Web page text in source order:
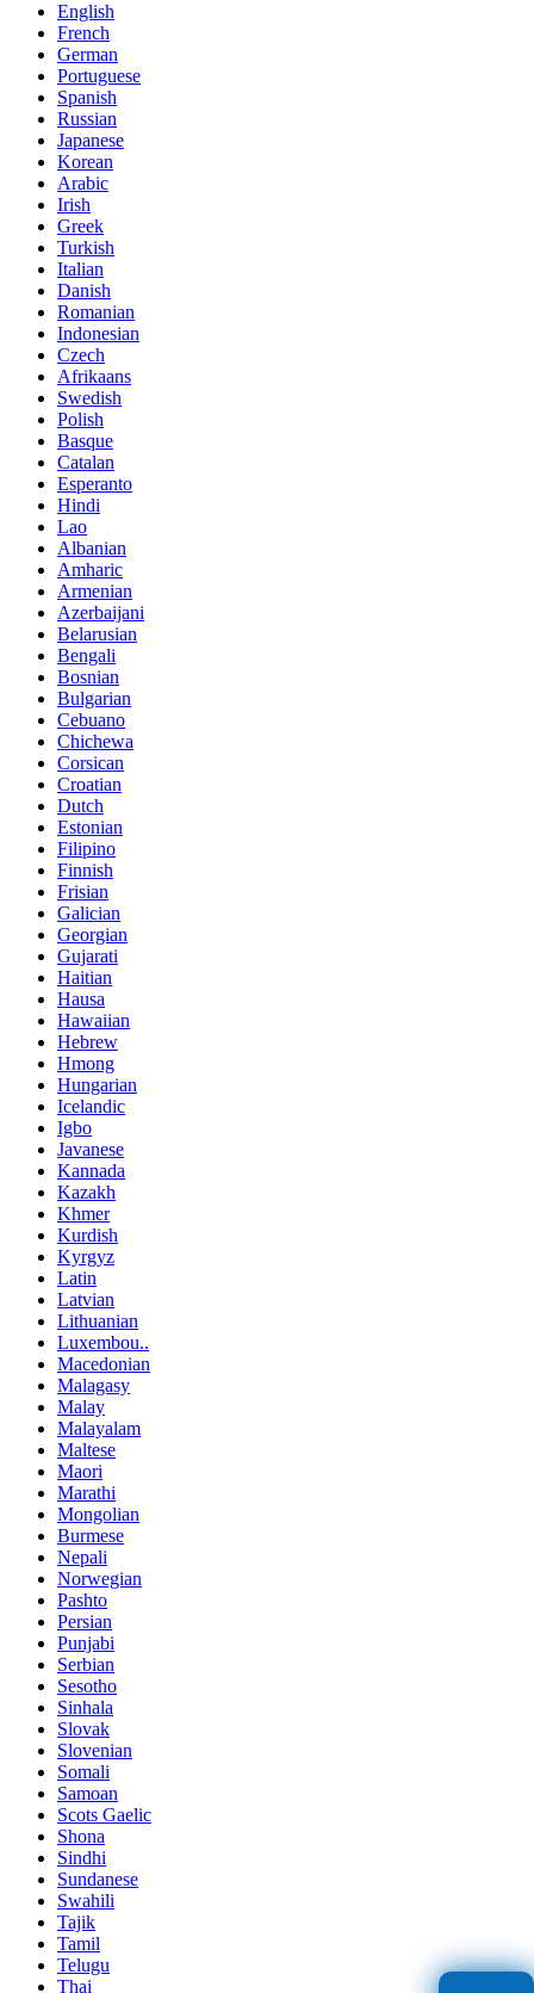
English
French
German
Portuguese
Spanish
Russian
Japanese
Korean
Arabic
Irish
Greek
Turkish
Italian
Danish
Romanian
Indonesian
Czech
Afrikaans
Swedish
Polish
Basque
Catalan
Esperanto
Hindi
Lao
Albanian
Amharic
Armenian
Azerbaijani
Belarusian
Bengali
Bosnian
Bulgarian
Cebuano
Chichewa
Corsican
Croatian
Dutch
Estonian
Filipino
Finnish
Frisian
Galician
Georgian
Gujarati
Haitian
Hausa
Hawaiian
Hebrew
Hmong
Hungarian
Icelandic
Igbo
Javanese
Kannada
Kazakh
Khmer
Kurdish
Kyrgyz
Latin
Latvian
Lithuanian
Luxembou..
Macedonian
Malagasy
Malay
Malayalam
Maltese
Maori
Marathi
Mongolian
Burmese
Nepali
Norwegian
Pashto
Persian
Punjabi
Serbian
Sesotho
Sinhala
Slovak
Slovenian
Somali
Samoan
Scots Gaelic
Shona
Sindhi
Sundanese
Swahili
Tajik
Tamil
Telugu
Thai